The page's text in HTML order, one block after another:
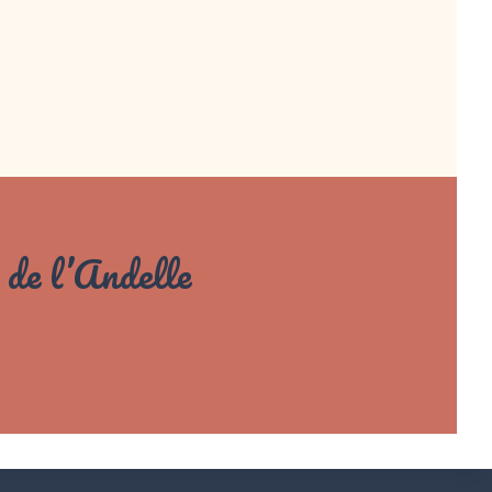
l’Andelle